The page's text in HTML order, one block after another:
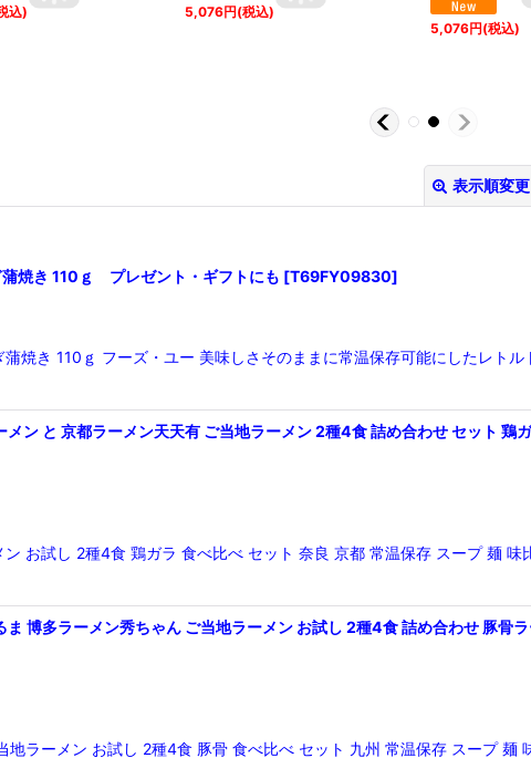
込) 5,076円(税込)
5,076円(税込)
表示順変更
絞り込む
蒲焼き 110ｇ プレゼント・ギフトにも [T69FY09830]
焼き 110ｇ フーズ・ユー 美味しさそのままに常温保存可能にしたレト
メン と 京都ラーメン天天有 ご当地ラーメン 2種4食 詰め合わせ セット 鶏
お試し 2種4食 鶏ガラ 食べ比べ セット 奈良 京都 常温保存 スープ 麺
ま 博多ラーメン秀ちゃん ご当地ラーメン お試し 2種4食 詰め合わせ 豚骨
地ラーメン お試し 2種4食 豚骨 食べ比べ セット 九州 常温保存 スープ